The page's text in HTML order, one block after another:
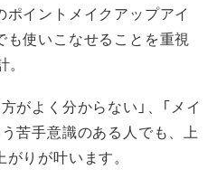
イントメイクアップアイ
使いこなせることを重視
がよく分からない」、「メイ
苦手意識のある人でも、上
りが叶います。